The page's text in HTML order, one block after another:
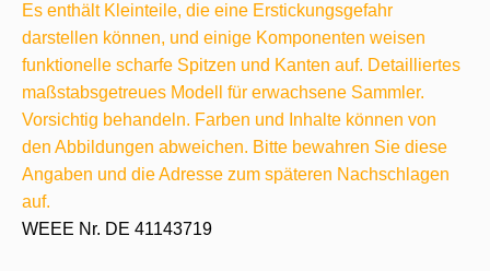
Es enthält Kleinteile, die eine Erstickungsgefahr
darstellen können, und einige Komponenten weisen
funktionelle scharfe Spitzen und Kanten auf. Detailliertes
maßstabsgetreues Modell für erwachsene Sammler.
Vorsichtig behandeln. Farben und Inhalte können von
den Abbildungen abweichen. Bitte bewahren Sie diese
Angaben und die Adresse zum späteren Nachschlagen
auf.
WEEE Nr. DE 41143719